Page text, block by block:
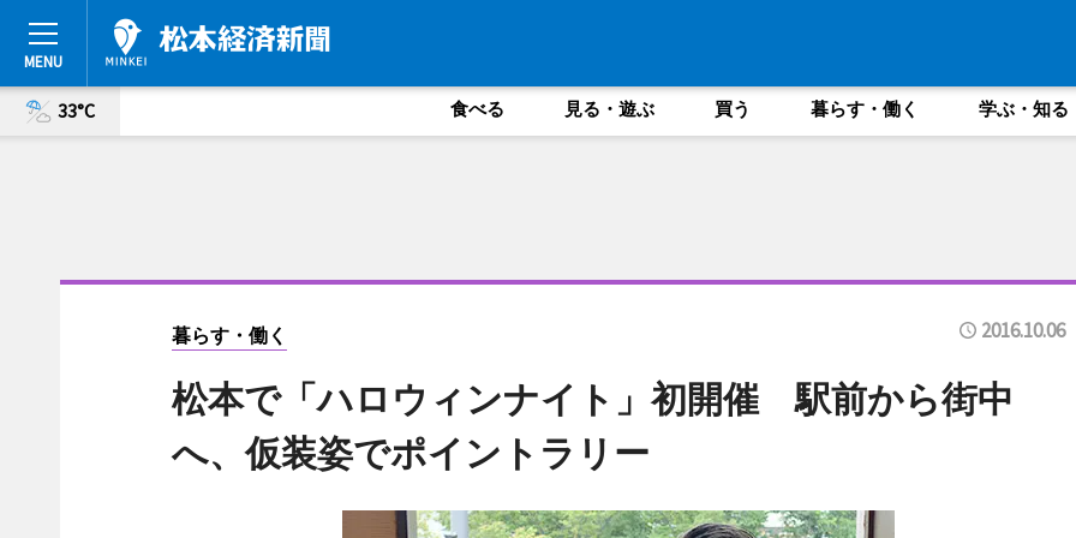
33°C 食べる 見る・遊ぶ 買う 暮らす・働く 学ぶ・知る
暮らす・働く 2016.10.06
松本で「ハロウィンナイト」初開催 駅前から街中
へ、仮装姿でポイントラリー